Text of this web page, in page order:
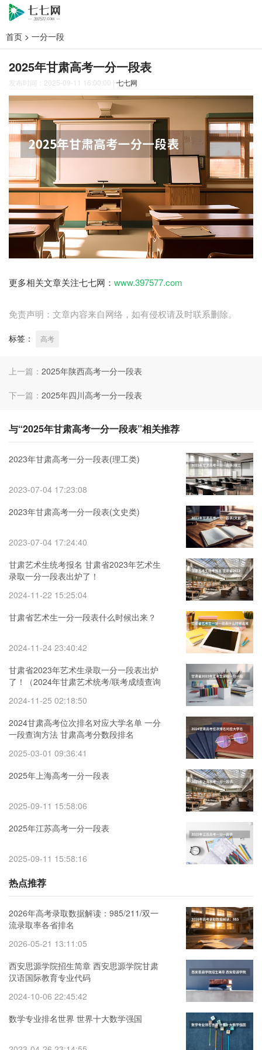
首页 > 一分一段
2025年甘肃高考一分一段表
发布时间：2025-09-11 16:00:00 | 七七网
更多相关文章关注七七网： www.397577.com
免责声明：文章内容来自网络，如有侵权请及时联系删除。
标签： 高考
上一篇： 2025年陕西高考一分一段表
下一篇： 2025年四川高考一分一段表
与“2025年甘肃高考一分一段表”相关推荐
2023年甘肃高考一分一段表(理工类)
2023-07-04 17:23:08
2023年甘肃高考一分一段表(文史类)
2023-07-04 17:24:40
甘肃艺术生统考报名 甘肃省2023年艺术生
录取一分一段表出炉了！
2024-11-22 15:25:04
甘肃省艺术生一分一段表什么时候出来？
2024-11-24 23:40:42
甘肃省2023年艺术生录取一分一段表出炉
了！（2024年甘肃艺术统考/联考成绩查询
2024-11-25 02:18:50
2024甘肃高考位次排名对应大学名单 一分
一段查询方法 甘肃高考分数段排名
2025-03-01 09:36:41
2025年上海高考一分一段表
2025-09-11 15:58:06
2025年江苏高考一分一段表
2025-09-11 15:58:16
热点推荐
2026年高考录取数据解读：985/211/双一
流录取率各省排名
2026-05-21 13:11:05
西安思源学院招生简章 西安思源学院甘肃
汉语国际教育专业代码
2024-10-06 22:45:42
数学专业排名世界 世界十大数学强国